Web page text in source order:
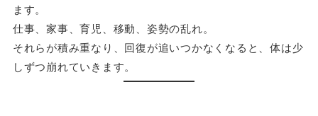
ます。
仕事、家事、育児、移動、姿勢の乱れ。
それらが積み重なり、回復が追いつかなくなると、体は少
しずつ崩れていきます。